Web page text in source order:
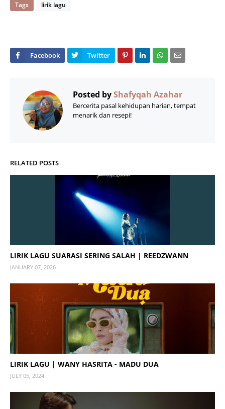
Tags lirik lagu
Posted byShafyqah Azahar
Bercerita pasal kehidupan harian, tempat
menarik dan resepi!
RELATED POSTS
LIRIK LAGU SUARASI SERING SALAH | REEDZWANN
JANUARY 07, 2026
LIRIK LAGU | WANY HASRITA - MADU DUA
JULY 05, 2024